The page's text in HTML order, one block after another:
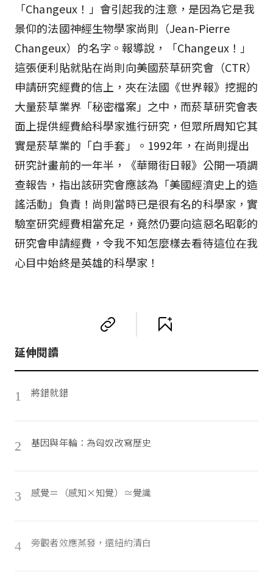
「Changeux！」會引起我的注意，是因為它是我
景仰的法國神經生物學家尚則（Jean-Pierre
Changeux）的名字。報導說，「Changeux！」
這張便利貼就貼在尚則向美國菸草研究會（CTR）
申請研究經費的信上，夾在法國《世界報》挖掘的
大量菸草業界「秘密檔案」之中，而菸草研究會表
面上提供經費給科學家進行研究，但眾所周知它其
實是菸草業的「白手套」。1992年，在尚則提出
研究計畫前的一年半，《華爾街日報》公開一項調
查報告，指出該研究會應該為「美國經濟史上的造
謠活動」負責！尚則當時已是很有名的科學家，實
驗室研究經費相當充足，竟然仍要向這惡名昭彰的
研究會申請經費，令我不知怎麼樣去看待這位在我
心目中始終是英雄的科學家！
延伸閱讀
1 將錯就錯
2 基因與年輪：為匈奴改寫歷史
3 感覺＝（感知×知覺）≃覺識
4 旁觀者效應蒸發，還紐約清白